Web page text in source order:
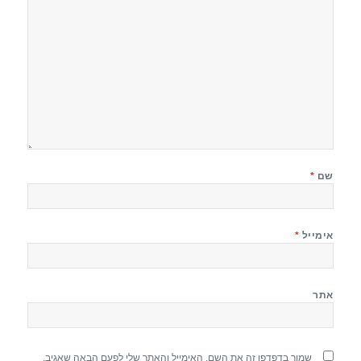
שם *
אימייל *
אתר
שמור בדפדפן זה את השם, האימייל והאתר שלי לפעם הבאה שאגיב.